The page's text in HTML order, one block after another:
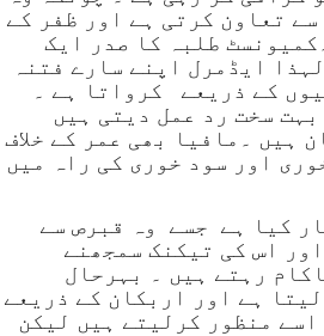
تعاون کرتی ہے اور ظفر کے
طلبہ کا صدر ایک
لہذا ایڈمرل اپنے سارے فتنہ
کے ذریعے
کرواتا ہے ۔
بہت سخت رد عمل دیتی ہیں
ہیں ۔مافیا بھی عمر کے خلاف
اور سود خوری کی راہ میں
کیا ہے جسے
وہ قبرص سے
اس کی تیکنک سمجھنے
رہتے ہیں ۔ بہرحال
ہے اور اربکان کے ذریعے
منظور کرلیتے ہیں لیکن